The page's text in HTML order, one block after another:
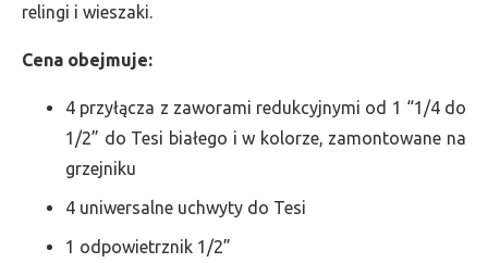
relingi i wieszaki.
Cena obejmuje:
4 przyłącza z zaworami redukcyjnymi od 1 “1/4 do
1/2” do Tesi białego i w kolorze, zamontowane na
grzejniku
4 uniwersalne uchwyty do Tesi
1 odpowietrznik 1/2”